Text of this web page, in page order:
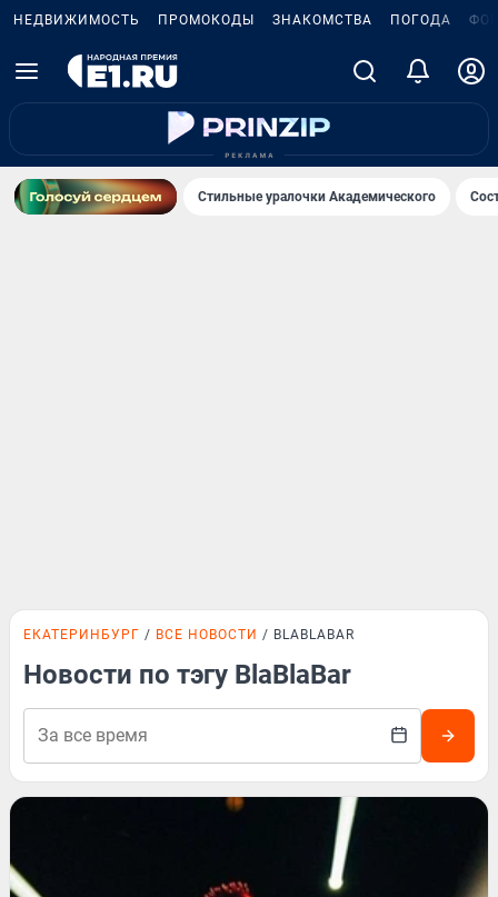
НЕДВИЖИМОСТЬ ПРОМОКОДЫ ЗНАКОМСТВА ПОГОДА
Стильные уралочки Академического
ЕКАТЕРИНБУРГ ВСЕ НОВОСТИ BLABLABAR
Новости по тэгу BlaBlaBar